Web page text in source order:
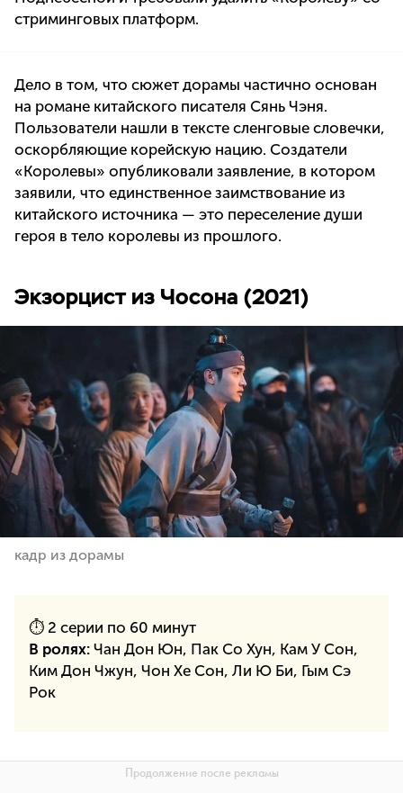
стриминговых платформ.
Дело в том, что сюжет дорамы частично основан
на романе китайского писателя Сянь Чэня.
Пользователи нашли в тексте сленговые словечки,
оскорбляющие корейскую нацию. Создатели
«Королевы» опубликовали заявление, в котором
заявили, что единственное заимствование из
китайского источника — это переселение души
героя в тело королевы из прошлого.
Экзорцист из Чосона (2021)
кадр из дорамы
⏱ 2 серии по 60 минут
В ролях: Чан Дон Юн, Пак Со Хун, Кам У Сон,
Ким Дон Чжун, Чон Хе Сон, Ли Ю Би, Гым Сэ
Рок